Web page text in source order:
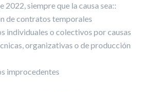
2022, siempre que la causa sea::
contratos temporales
o colectivos por causas
organizativas o de producción